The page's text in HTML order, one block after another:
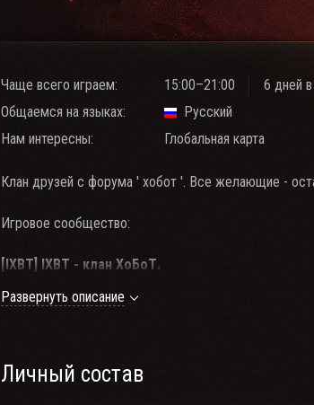
Чаще всего играем: 15:00–21:00
6 дней
Общаемся на языках:
Русский
Нам интересны:
Глобальная карта
Клан друзей с форума ' хобот '. Все желающие -
Игровое сообщество:
[IXBT] IXBT - клан ХоБоТ.
Развернуть описание
Личный состав